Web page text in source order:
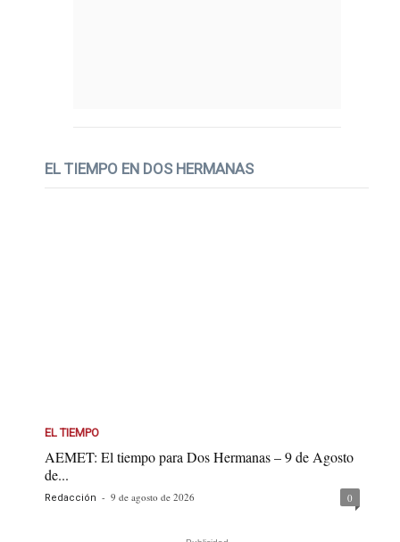
EL TIEMPO EN DOS HERMANAS
EL TIEMPO
AEMET: El tiempo para Dos Hermanas – 9 de Agosto
de...
Redacción - 9 de agosto de 2026 0